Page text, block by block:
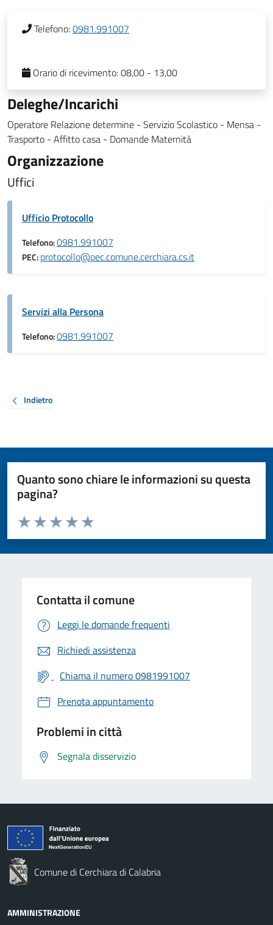
Telefono:0981.991007
Orario di ricevimento:08,00 - 13,00
Deleghe/Incarichi
Operatore Relazione determine - Servizio Scolastico - Mensa -
Trasporto - Affitto casa - Domande Maternità
Organizzazione
Uffici
Ufficio Protocollo
Telefono:0981.991007
PEC:protocollo@pec.comune.cerchiara.cs.it
Servizi alla Persona
Telefono:0981.991007
Indietro
Quanto sono chiare le informazioni su questa
pagina?
Valuta da 1 a 5 stelle la pagina
Valuta 5 stelle su 5
Valuta 4 stelle su 5
Valuta 3 stelle su 5
Valuta 2 stelle su 5
Valuta 1 stelle su 5
Contatta il comune
Leggi le domande frequenti
Richiedi assistenza
Chiama il numero 0981991007
Prenota appuntamento
Problemi in città
Segnala disservizio
Comune di Cerchiara di Calabria
AMMINISTRAZIONE